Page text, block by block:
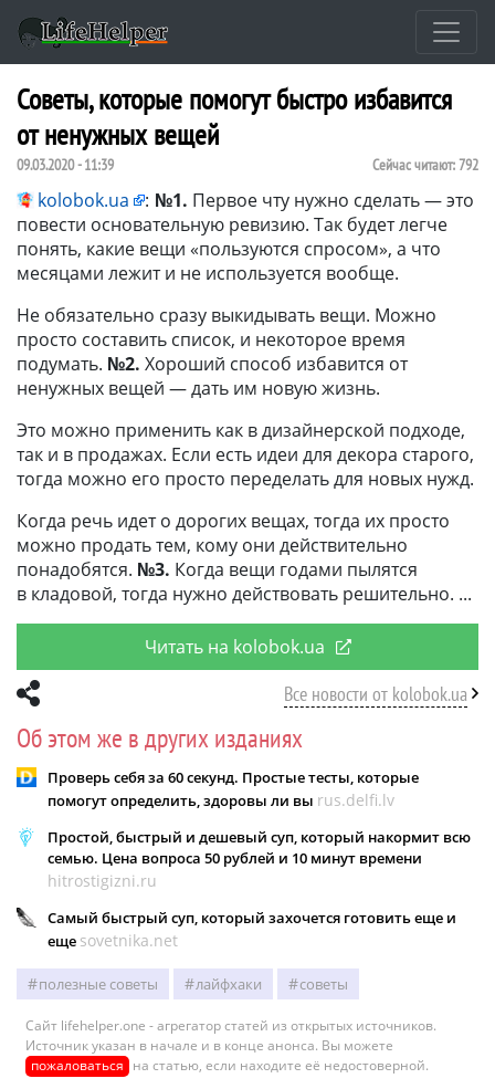
Советы, которые помогут быстро избавится
от ненужных вещей
09.03.2020 - 11:39 Сейчас читают: 792
kolobok.ua : №1. Первое чту нужно сделать — это
повести основательную ревизию. Так будет легче
понять, какие вещи «пользуются спросом», а что
месяцами лежит и не используется вообще.
Не обязательно сразу выкидывать вещи. Можно
просто составить список, и некоторое время
подумать. №2. Хороший способ избавится от
ненужных вещей — дать им новую жизнь.
Это можно применить как в дизайнерской подходе,
так и в продажах. Если есть идеи для декора старого,
тогда можно его просто переделать для новых нужд.
Когда речь идет о дорогих вещах, тогда их просто
можно продать тем, кому они действительно
понадобятся. №3. Когда вещи годами пылятся
в кладовой, тогда нужно действовать решительно.
Читать на kolobok.ua
Все новости от kolobok.ua
Об этом же в других изданиях
Проверь себя за 60 секунд. Простые тесты, которые
помогут определить, здоровы ли вы rus.delfi.lv
Простой, быстрый и дешевый суп, который накормит всю
семью. Цена вопроса 50 рублей и 10 минут времени
hitrostigizni.ru
Самый быстрый суп, который захочется готовить еще и
еще sovetnika.net
полезные советы лайфхаки советы
Сайт lifehelper.one - агрегатор статей из открытых источников.
Источник указан в начале и в конце анонса. Вы можете
пожаловаться на статью, если находите её недостоверной.